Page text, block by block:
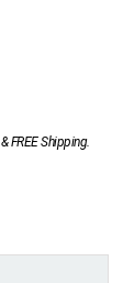
&FREE Shipping.